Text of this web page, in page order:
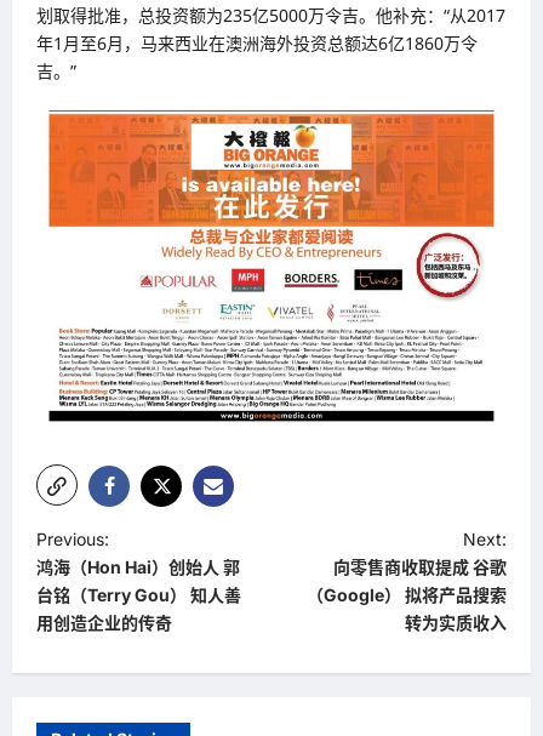
划取得批准，总投资额为235亿5000万令吉。他补充：“从2017
年1月至6月，马来西业在澳洲海外投资总额达6亿1860万令
吉。”
P
o
s
Previous:
鸿海（Hon Hai）创始人 郭
台铭（Terry Gou） 知人善
用创造企业的传奇
Next:
向零售商收取提成 谷歌
（Google） 拟将产品搜索
转为实质收入